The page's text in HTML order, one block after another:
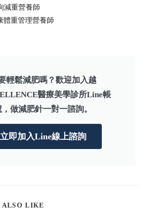
減重營養師
體重管理營養師
輕鬆減肥嗎？歡迎加入越
醫療美學診所Line帳
，做減肥針一對一諮詢。
立即加入Line線上諮詢
LIKE